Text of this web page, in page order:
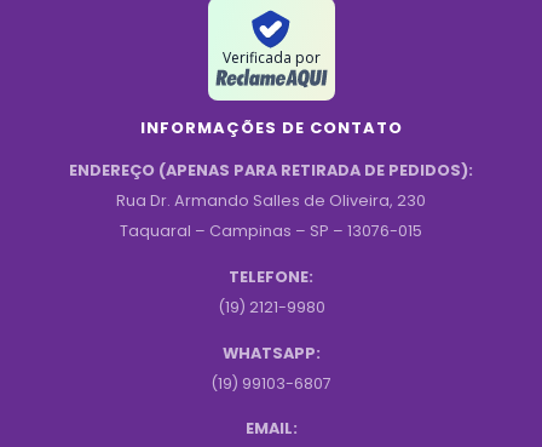
Verificada por
INFORMAÇÕES DE CONTATO
ENDEREÇO (APENAS PARA RETIRADA DE PEDIDOS):
Rua Dr. Armando Salles de Oliveira, 230
Taquaral – Campinas – SP – 13076-015
TELEFONE:
(19) 2121-9980
WHATSAPP:
(19) 99103-6807
EMAIL: